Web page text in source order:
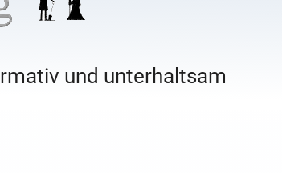
und unterhaltsam